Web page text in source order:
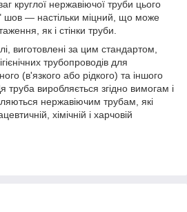
круглої нержавіючої труби цього
шов — настільки міцний, що може
як і стінки труби.
виготовлені за цим стандартом,
трубопроводів для
(в'язкого або рідкого) та іншого
труба виробляється згідно вимогам і
нержавіючим трубам, які
хімічній і харчовій